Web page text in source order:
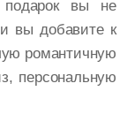
вы не
вы добавите к
романтичную
персональную